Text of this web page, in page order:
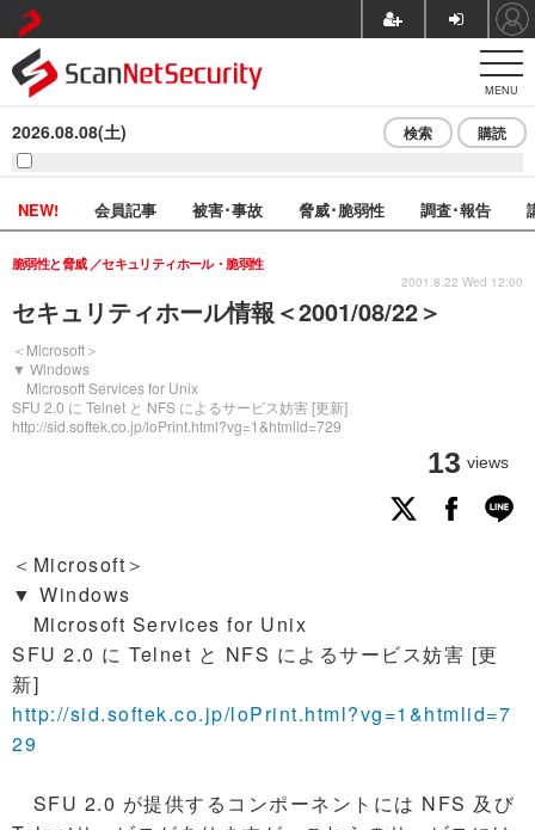
MENU
2026.08.08(土) 検索 購読
NEW! 会員記事 被害･事故 脅威･脆弱性 調査･報告
セキュリティホール情報＜2001/08/22＞
＜Microsoft＞
▼ Windows
Microsoft Services for Unix
SFU 2.0 に Telnet と NFS によるサービス妨害 [更新]
http://sid.softek.co.jp/loPrint.html?vg=1&htmlid=729
脆弱性と脅威 セキュリティホール・脆弱性
13 views
2001.8.22 Wed 12:00
＜Microsoft＞
▼ Windows
Microsoft Services for Unix
SFU 2.0 に Telnet と NFS によるサービス妨害 [更
新]
http://sid.softek.co.jp/loPrint.html?vg=1&htmlid=7
29
SFU 2.0 が提供するコンポーネントには NFS 及び